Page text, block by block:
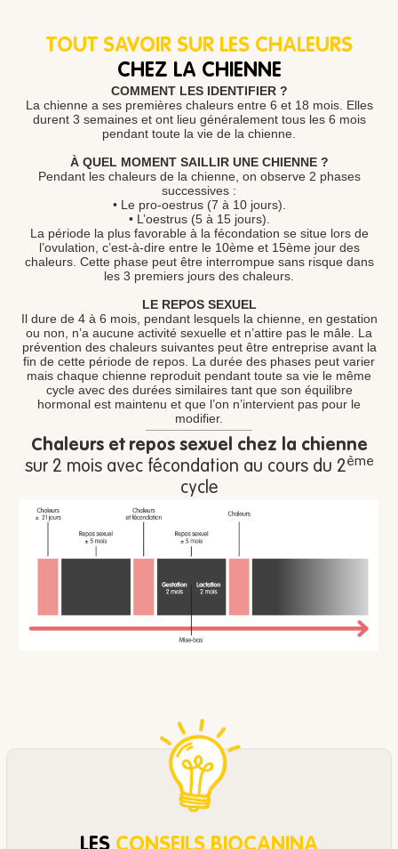
TOUT SAVOIR SUR LES CHALEURS
CHEZ LA CHIENNE
COMMENT LES IDENTIFIER ?
La chienne a ses premières chaleurs entre 6 et 18 mois. Elles
durent 3 semaines et ont lieu généralement tous les 6 mois
pendant toute la vie de la chienne.
À QUEL MOMENT SAILLIR UNE CHIENNE ?
Pendant les chaleurs de la chienne, on observe 2 phases
successives :
• Le pro-oestrus (7 à 10 jours).
• L’oestrus (5 à 15 jours).
La période la plus favorable à la fécondation se situe lors de
l’ovulation, c’est-à-dire entre le 10ème et 15ème jour des
chaleurs. Cette phase peut être interrompue sans risque dans
les 3 premiers jours des chaleurs.
LE REPOS SEXUEL
Il dure de 4 à 6 mois, pendant lesquels la chienne, en gestation
ou non, n’a aucune activité sexuelle et n’attire pas le mâle. La
prévention des chaleurs suivantes peut être entreprise avant la
fin de cette période de repos. La durée des phases peut varier
mais chaque chienne reproduit pendant toute sa vie le même
cycle avec des durées similaires tant que son équilibre
hormonal est maintenu et que l’on n’intervient pas pour le
modifier.
Chaleurs et repos sexuel chez la chienne
sur 2 mois avec fécondation au cours du 2ème
cycle
LES CONSEILS BIOCANINA